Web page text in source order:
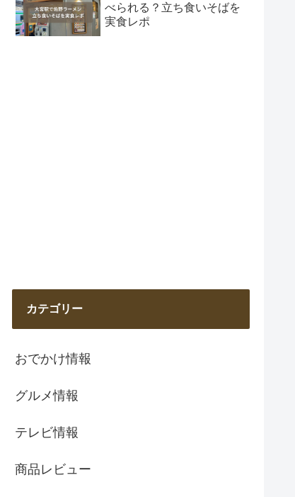
べられる？立ち食いそばを
実食レポ
カテゴリー
おでかけ情報
グルメ情報
テレビ情報
商品レビュー